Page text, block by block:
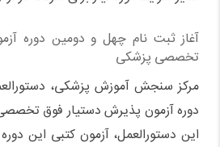
آغاز ثبت‌ نام چهل و دومین دوره
تخصصی پزشکی
مرکز سنجش آموزش پزشکی،
دوره آزمون پذیرش دستیار فوق